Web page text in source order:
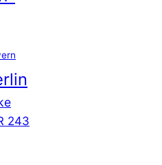
243